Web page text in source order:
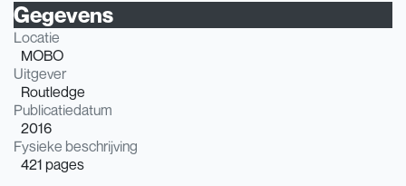
Gegevens
Locatie
MOBO
Uitgever
Routledge
Publicatiedatum
2016
Fysieke beschrijving
421 pages